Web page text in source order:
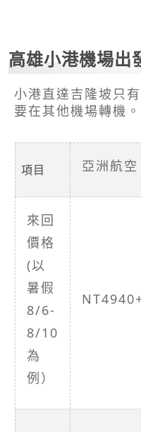
高雄小港機場出
小港直達吉隆坡只
要在其他機場轉機。
項目 亞洲航空
來回
價格
(以
暑假
8/6-
8/10
為
例）